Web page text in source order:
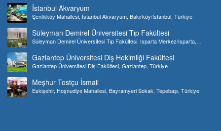
İstanbul Akvaryum
Şenlikköy Mahallesi, İstanbul Akvaryum, Bakırköy/İstanbul, Türkiye
Süleyman Demirel Üniversitesi Tıp Fakültesi
Süleyman Demirel Üniversitesi Tıp Fakültesi, Isparta Merkez/Isparta,
Gaziantep Üniversitesi Diş Hekimliği Fakültesi
Gaziantep Üniversitesi Diş Fakültesi, Gaziantep, Türkiye
Meşhur Tostçu İsmail
Eskişehir, Hoşnudiye Mahallesi, Bayramyeri Sokak, Tepebaşı, Türkiye